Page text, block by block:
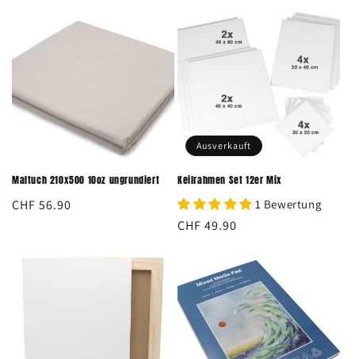
Maltuch 210x500 10oz ungrundiert
Normaler
CHF 56.90
Ausverkauft
Keilrahmen Set 12er Mix
1 Bewertung
Normaler
CHF 49.90